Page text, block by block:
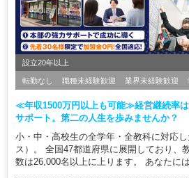
設立20年以上
転勤なし 職種未経験歓迎 業界未経験歓迎
≪年収1500万円以上も可能≫経営継続率
サポート。第二の人生を歩みませんか？
小・中・高校生の全学年・全教科に対応
ス）。 全国47都道府県に展開しており、
数は26,000名以上に上ります。 あなたに